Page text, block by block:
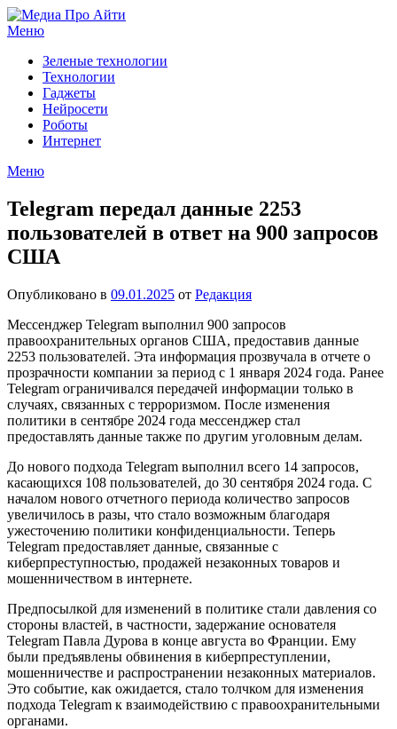
Перейти
к
Меню
Зеленые технологии
Технологии
Гаджеты
Нейросети
Роботы
Интернет
Меню
Telegram передал данные 2253
пользователей в ответ на 900 запросов
США
Опубликовано в 09.01.2025 от Редакция
Мессенджер Telegram выполнил 900 запросов
правоохранительных органов США, предоставив данные
2253 пользователей. Эта информация прозвучала в отчете о
прозрачности компании за период с 1 января 2024 года. Ранее
Telegram ограничивался передачей информации только в
случаях, связанных с терроризмом. После изменения
политики в сентябре 2024 года мессенджер стал
предоставлять данные также по другим уголовным делам.
До нового подхода Telegram выполнил всего 14 запросов,
касающихся 108 пользователей, до 30 сентября 2024 года. С
началом нового отчетного периода количество запросов
увеличилось в разы, что стало возможным благодаря
ужесточению политики конфиденциальности. Теперь
Telegram предоставляет данные, связанные с
киберпреступностью, продажей незаконных товаров и
мошенничеством в интернете.
Предпосылкой для изменений в политике стали давления со
стороны властей, в частности, задержание основателя
Telegram Павла Дурова в конце августа во Франции. Ему
были предъявлены обвинения в киберпреступлении,
мошенничестве и распространении незаконных материалов.
Это событие, как ожидается, стало толчком для изменения
подхода Telegram к взаимодействию с правоохранительными
органами.